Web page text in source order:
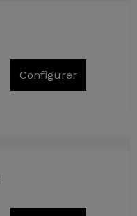
Configurer